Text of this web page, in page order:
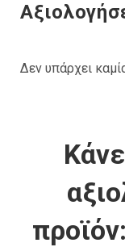
Δεν υπάρχει